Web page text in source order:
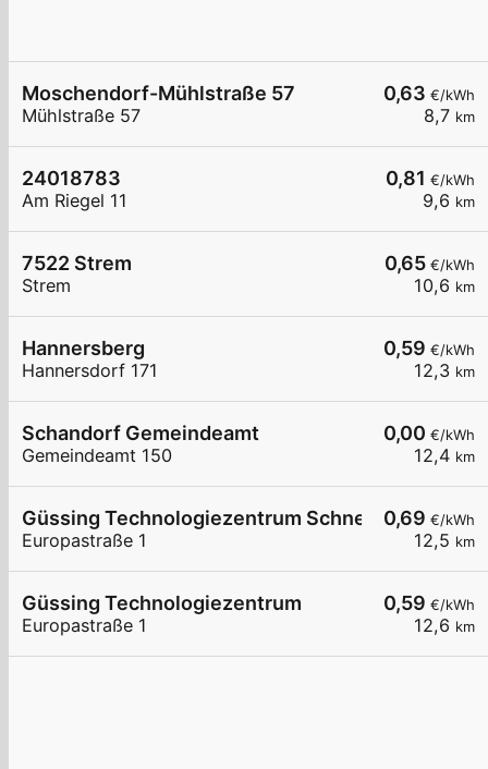
0,63 €/kWh
8,7 km
Moschendorf-Mühlstraße 57
Mühlstraße 57
0,81 €/kWh
9,6 km
24018783
Am Riegel 11
0,65 €/kWh
10,6 km
7522 Strem
Strem
0,59 €/kWh
12,3 km
Hannersberg
Hannersdorf 171
0,00 €/kWh
12,4 km
Schandorf Gemeindeamt
Gemeindeamt 150
0,69 €/kWh
12,5 km
Güssing Technologiezentrum Schnelllader
Europastraße 1
0,59 €/kWh
12,6 km
Güssing Technologiezentrum
Europastraße 1